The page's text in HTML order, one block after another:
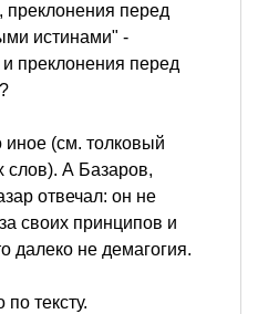
преклонения перед
истинами" -
преклонения перед
иное (см. толковый
слов). А Базаров,
отвечал: он не
своих принципов и
далеко не демагогия.
тексту.